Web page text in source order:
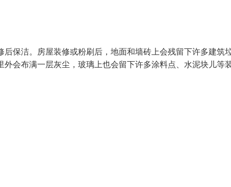
保洁。房屋装修或粉刷后，地面和墙砖上会残留下许多建筑
会布满一层灰尘，玻璃上也会留下许多涂料点、水泥块儿等